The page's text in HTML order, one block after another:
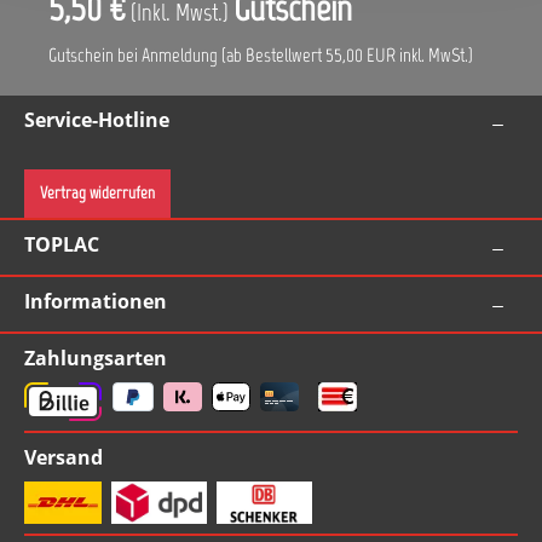
(Inkl. Mwst.)
Gutschein bei Anmeldung (ab Bestellwert 55,00 EUR inkl. MwSt.)
Service-Hotline
Vertrag widerrufen
TOPLAC
Informationen
Zahlungsarten
Versand